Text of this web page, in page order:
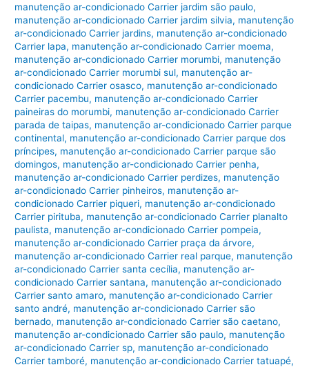
manutenção ar-condicionado Carrier jardim são paulo,
manutenção ar-condicionado Carrier jardim silvia, manutenção
ar-condicionado Carrier jardins, manutenção ar-condicionado
Carrier lapa, manutenção ar-condicionado Carrier moema,
manutenção ar-condicionado Carrier morumbi, manutenção
ar-condicionado Carrier morumbi sul, manutenção ar-
condicionado Carrier osasco, manutenção ar-condicionado
Carrier pacembu, manutenção ar-condicionado Carrier
paineiras do morumbi, manutenção ar-condicionado Carrier
parada de taipas, manutenção ar-condicionado Carrier parque
continental, manutenção ar-condicionado Carrier parque dos
príncipes, manutenção ar-condicionado Carrier parque são
domingos, manutenção ar-condicionado Carrier penha,
manutenção ar-condicionado Carrier perdizes, manutenção
ar-condicionado Carrier pinheiros, manutenção ar-
condicionado Carrier piqueri, manutenção ar-condicionado
Carrier pirituba, manutenção ar-condicionado Carrier planalto
paulista, manutenção ar-condicionado Carrier pompeia,
manutenção ar-condicionado Carrier praça da árvore,
manutenção ar-condicionado Carrier real parque, manutenção
ar-condicionado Carrier santa cecília, manutenção ar-
condicionado Carrier santana, manutenção ar-condicionado
Carrier santo amaro, manutenção ar-condicionado Carrier
santo andré, manutenção ar-condicionado Carrier são
bernado, manutenção ar-condicionado Carrier são caetano,
manutenção ar-condicionado Carrier são paulo, manutenção
ar-condicionado Carrier sp, manutenção ar-condicionado
Carrier tamboré, manutenção ar-condicionado Carrier tatuapé,